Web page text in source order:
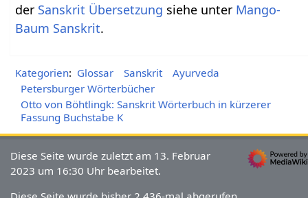
der Sanskrit Übersetzung siehe unter Mango-
Baum Sanskrit.
Kategorien: Glossar Sanskrit
Ayurveda
Petersburger Wörterbücher
Otto von Böhtlingk: Sanskrit Wörterbuch in kürzerer
Fassung Buchstabe K
Diese Seite wurde zuletzt am 13. Februar
2023 um 16:30 Uhr bearbeitet.